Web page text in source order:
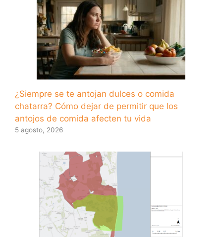
¿Siempre se te antojan dulces o comida
chatarra? Cómo dejar de permitir que los
antojos de comida afecten tu vida
5 agosto, 2026